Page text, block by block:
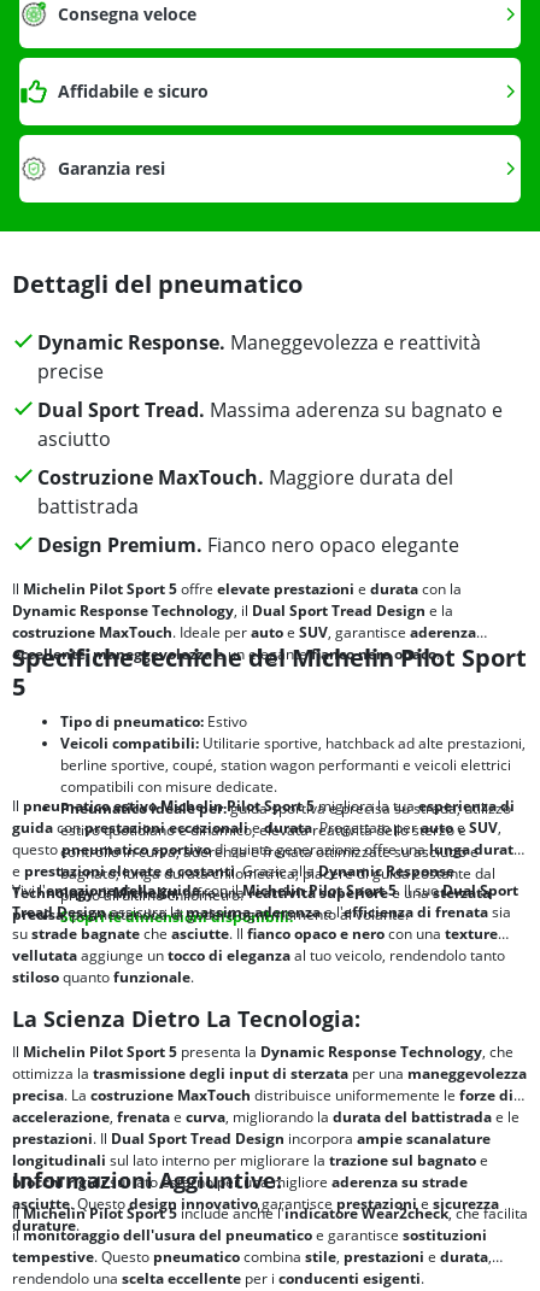
Consegna veloce
Affidabile e sicuro
Garanzia resi
Dettagli del pneumatico
Dynamic Response. Maneggevolezza e reattività
precise
Dual Sport Tread. Massima aderenza su bagnato e
asciutto
Costruzione MaxTouch. Maggiore durata del
battistrada
Design Premium. Fianco nero opaco elegante
Il Michelin Pilot Sport 5offre elevate prestazioni e duratacon la
Dynamic Response Technology, il Dual Sport Tread Design e la
costruzione MaxTouch. Ideale perautoe SUV, garantisce aderenza
eccellente,maneggevolezzae un elegantefianco nero opaco.
Specifiche tecniche del Michelin Pilot Sport
5
Tipo di pneumatico: Estivo
Veicoli compatibili: Utilitarie sportive, hatchback ad alte prestazioni,
berline sportive, coupé, station wagon performanti e veicoli elettrici
compatibili con misure dedicate.
Pneumatico ideale per:guida sportiva e precisa su strada; utilizzo
estivo quotidiano e dinamico; elevata reattività dello sterzo e
controllo in curva; aderenza e frenata ottimizzate su asciutto e
bagnato; lunga durata chilometrica; piacere di guida costante dal
primo all’ultimo chilometro.
Scopri le dimensioni disponibili.
Il pneumatico estivo Michelin Pilot Sport 5migliora la tuaesperienza di
guidaconprestazioni eccezionaliedurata. Progettato perautoeSUV,
questopneumatico sportivodi quinta generazione offre unalunga durata
e prestazioni elevate e costanti. Grazie allaDynamic Response
TechnologydiMichelin, offre unareattività superioree unasterzata
precisa, permettendoti di goderti ogni momento al volante.
Vivi l'emozione della guidacon ilMichelin Pilot Sport 5. Il suoDual Sport
Tread Designassicura lamassima aderenzae l'efficienza di frenatasia
sustrade bagnateche asciutte. Il fianco opaco e nerocon una texture
vellutataaggiunge untocco di eleganzaal tuo veicolo, rendendolo tanto
stilosoquantofunzionale.
La Scienza Dietro La Tecnologia:
Il Michelin Pilot Sport 5 presenta la Dynamic Response Technology, che
ottimizza la trasmissione degli input di sterzata per una maneggevolezza
precisa. La costruzione MaxTouch distribuisce uniformemente le forze di
accelerazione, frenatae curva, migliorando la durata del battistradae le
prestazioni. Il Dual Sport Tread Design incorpora ampie scanalature
longitudinali sul lato interno per migliorare la trazione sul bagnatoe
blocchi rigidisul lato esterno per una migliore aderenza su strade
asciutte. Questodesign innovativogarantisce prestazionie sicurezza
durature.
Informazioni Aggiuntive:
IlMichelin Pilot Sport 5 include anche l'indicatore Wear2check, che facilita
ilmonitoraggio dell'usura del pneumaticoe garantisce sostituzioni
tempestive. Questo pneumaticocombina stile, prestazioni e durata,
rendendolo una scelta eccellente per i conducenti esigenti.